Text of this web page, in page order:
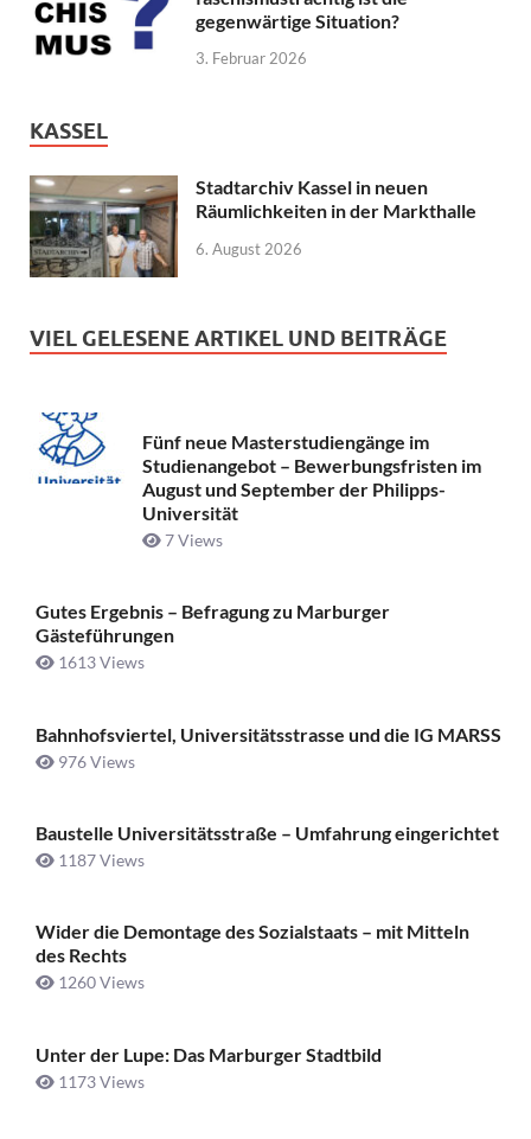
gegenwärtige Situation?
3. Februar 2026
KASSEL
Stadtarchiv Kassel in neuen
Räumlichkeiten in der Markthalle
6. August 2026
VIEL GELESENE ARTIKEL UND BEITRÄGE
Fünf neue Masterstudiengänge im
Studienangebot – Bewerbungsfristen im
August und September der Philipps-
Universität
7 Views
Gutes Ergebnis – Befragung zu Marburger
Gästeführungen
1613 Views
Bahnhofsviertel, Universitätsstrasse und die IG MARSS
976 Views
Baustelle Universitätsstraße ­– Umfahrung eingerichtet
1187 Views
Wider die Demontage des Sozialstaats – mit Mitteln
des Rechts
1260 Views
Unter der Lupe: Das Marburger Stadtbild
1173 Views